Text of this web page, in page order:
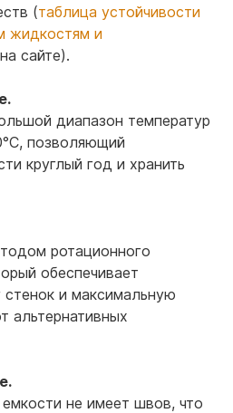
(таблица устойчивости
жидкостям и
сайте).
диапазон температур
позволяющий
круглый год и хранить
ротационного
обеспечивает
и максимальную
альтернативных
не имеет швов, что